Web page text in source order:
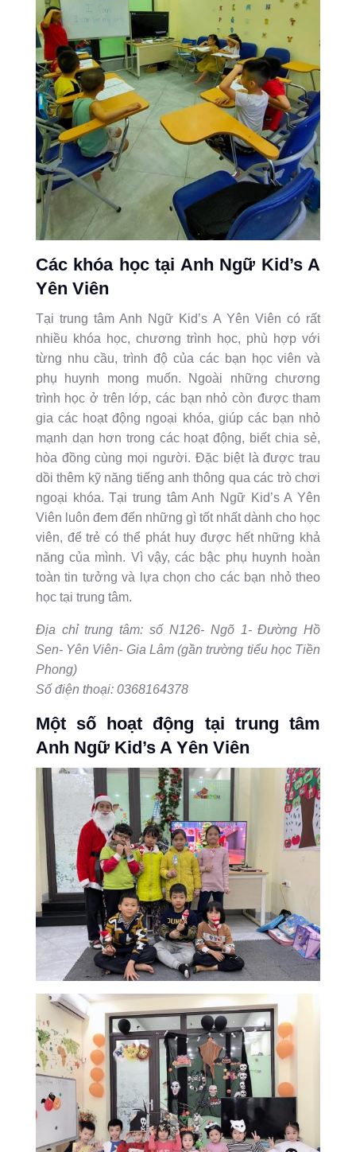
Các khóa học tại Anh Ngữ Kid’s A
Yên Viên
Tại trung tâm Anh Ngữ Kid’s A Yên Viên có rất
nhiều khóa học, chương trình học, phù hợp với
từng nhu cầu, trình độ của các bạn học viên và
phụ huynh mong muốn. Ngoài những chương
trình học ở trên lớp, các bạn nhỏ còn được tham
gia các hoạt động ngoại khóa, giúp các bạn nhỏ
mạnh dạn hơn trong các hoạt động, biết chia sẻ,
hòa đồng cùng mọi người. Đặc biệt là được trau
dồi thêm kỹ năng tiếng anh thông qua các trò chơi
ngoại khóa. Tại trung tâm Anh Ngữ Kid’s A Yên
Viên luôn đem đến những gì tốt nhất dành cho học
viên, để trẻ có thể phát huy được hết những khả
năng của mình. Vì vậy, các bậc phụ huynh hoàn
toàn tin tưởng và lựa chọn cho các bạn nhỏ theo
học tại trung tâm.
Địa chỉ trung tâm: số N126- Ngõ 1- Đường Hồ
Sen- Yên Viên- Gia Lâm (gần trường tiểu học Tiền
Phong)
Số điện thoại: 0368164378
Một số hoạt động tại trung tâm
Anh Ngữ Kid’s A Yên Viên